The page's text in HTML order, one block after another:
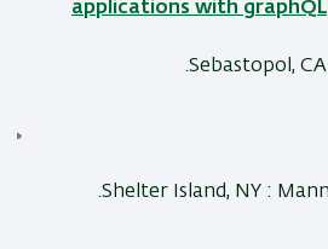
applications with
Sebastopol,
Shelter Island, NY :